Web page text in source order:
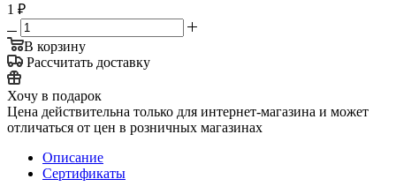
1 ₽
В корзину
Рассчитать доставку
Хочу в подарок
Цена действительна только для интернет-магазина и может
отличаться от цен в розничных магазинах
Описание
Сертификаты